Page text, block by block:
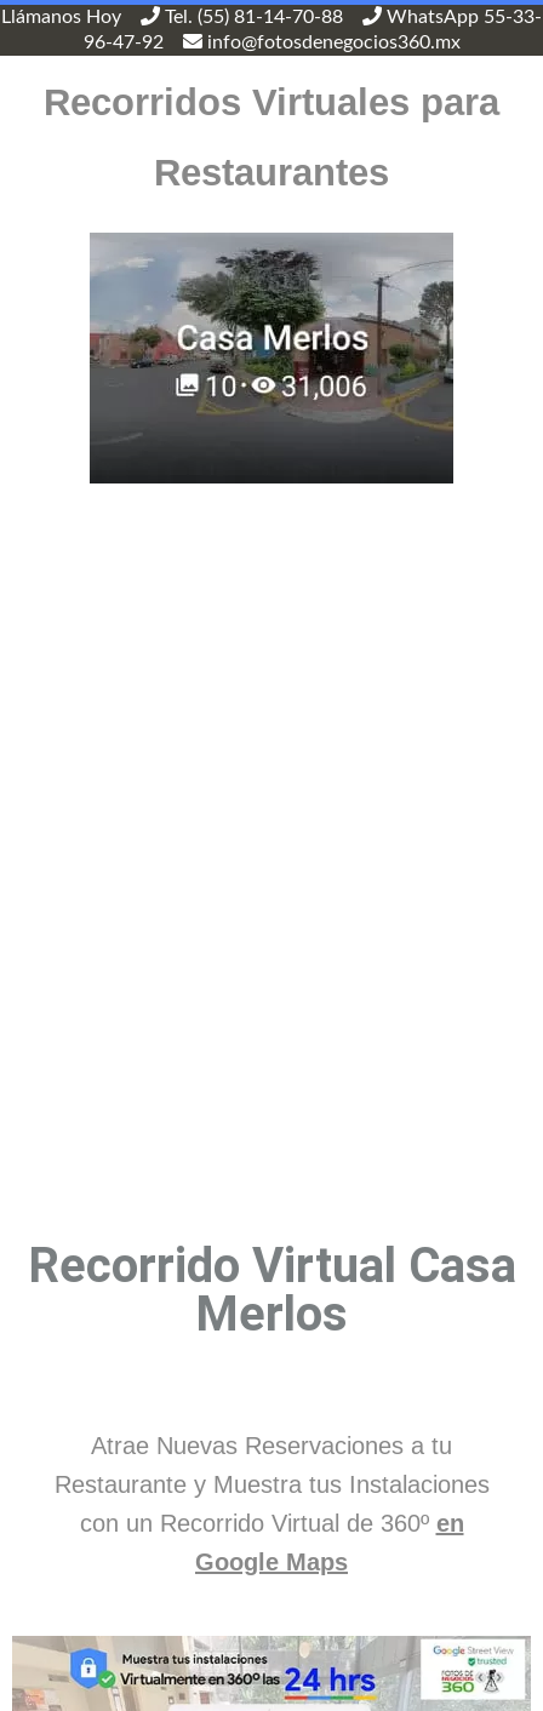
Llámanos Hoy Tel. (55) 81-14-70-88
WhatsApp 55-33-
96-47-92
info@fotosdenegocios360.mx
Recorridos Virtuales para
Restaurantes
Recorrido Virtual Casa
Merlos
Atrae Nuevas Reservaciones a tu
Restaurante y Muestra tus Instalaciones
con un Recorrido Virtual de 360º en
Google Maps